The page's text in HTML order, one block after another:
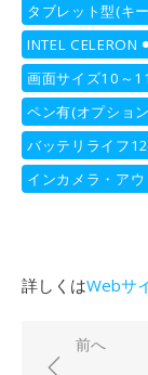
タブレット型(キ
INTEL CELERON
画面サイズ10～
ペン有(オプショ
バッテリライフ
インカメラ・アウ
詳しくはWebサ
前へ